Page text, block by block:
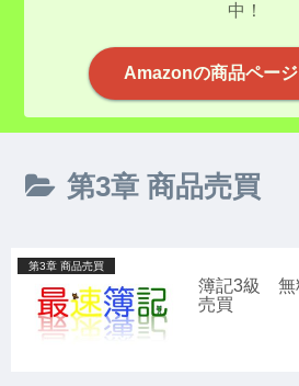
中！
Amazonの商品ペー
第3章 商品売買
第3章 商品売買
簿記3級
売買